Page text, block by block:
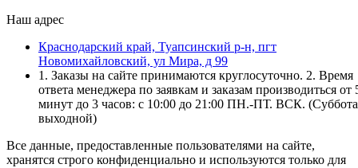
Наш адрес
Краснодарский край, Туапсинский р-н, пгт
Новомихайловский, ул Мира, д 99
1. Заказы на сайте принимаются круглосуточно. 2. Время
ответа менеджера по заявкам и заказам производиться от
минут до 3 часов: с 10:00 до 21:00 ПН.-ПТ. ВСК. (Суббота
выходной)
Все данные, предоставленные пользователями на сайте,
хранятся строго конфиденциально и используются только для